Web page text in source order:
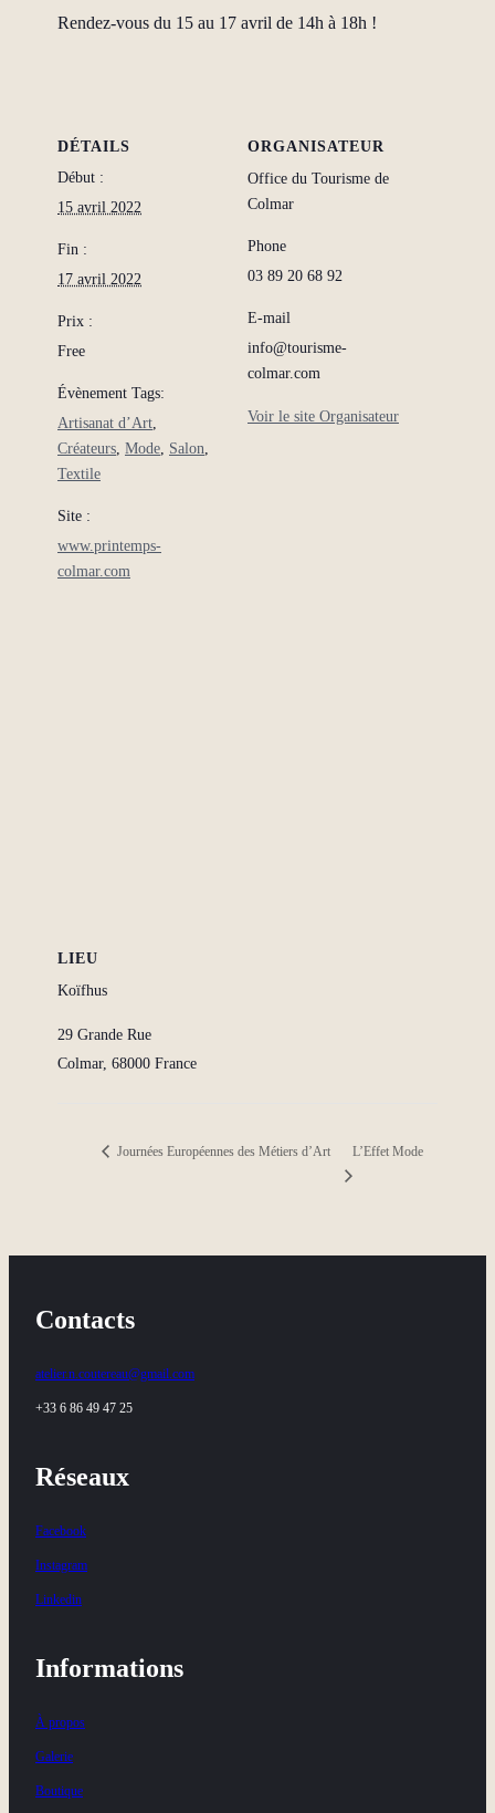
Rendez-vous du 15 au 17 avril de 14h à 18h !
DÉTAILS
Début :
15 avril 2022
Fin :
17 avril 2022
Prix :
Free
Évènement Tags:
Artisanat d’Art,
Créateurs, Mode, Salon,
Textile
Site :
www.printemps-
colmar.com
ORGANISATEUR
Office du Tourisme de
Colmar
Phone
03 89 20 68 92
E-mail
info@tourisme-
colmar.com
Voir le site Organisateur
LIEU
Koïfhus
29 Grande Rue
Colmar, 68000 France
Journées Européennes des Métiers d’Art L’Effet Mode
Contacts
atelier.n.coutereau@gmail.com
+33 6 86 49 47 25
Réseaux
Facebook
Instagram
Linkedin
Informations
À propos
Galerie
Boutique